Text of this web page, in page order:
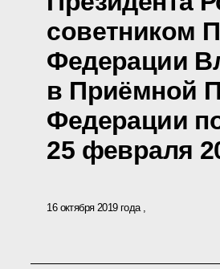
советником
Федерации
в Приёмной
Федерации
25 февраля
16 октября 2019 года